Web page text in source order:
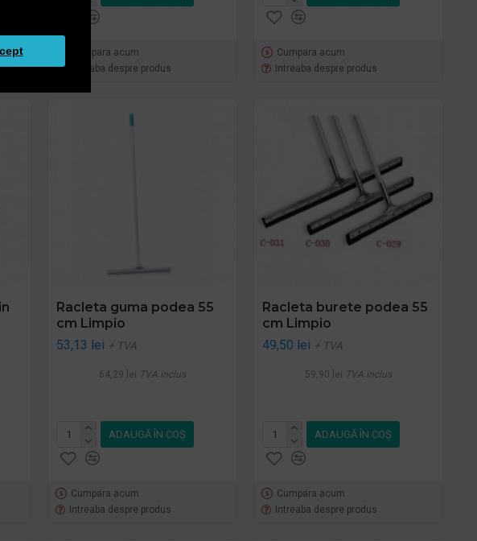
Cumpara acum
Intreaba despre produs
Cumpara acum
Intreaba despre produs
Racleta guma podea 55
cm Limpio
53,13 lei + TVA
64,29 lei TVA inclus
ADAUGĂ ÎN COŞ
Cumpara acum
Intreaba despre produs
Racleta burete podea 55
cm Limpio
49,50 lei + TVA
59,90 lei TVA inclus
ADAUGĂ ÎN COŞ
Cumpara acum
Intreaba despre produs